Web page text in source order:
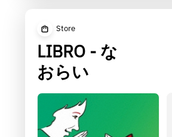
Store
LIBRO - な
おらい